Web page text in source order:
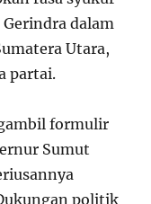
dalam
Utara,
partai.
formulir
Sumut
politik